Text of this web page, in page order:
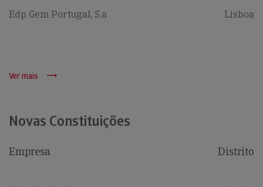
Edp Gem Portugal, S.a Lisboa
Ver mais
Novas Constituições
Empresa Distrito